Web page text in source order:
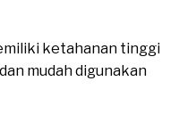
ketahanan tinggi
mudah digunakan